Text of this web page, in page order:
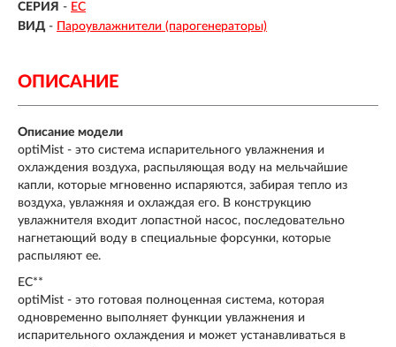
СЕРИЯ - EC
ВИД - Пароувлажнители (парогенераторы)
ОПИСАНИЕ
Описание модели
optiMist - это система испарительного увлажнения и
охлаждения воздуха, распыляющая воду на мельчайшие
капли, которые мгновенно испаряются, забирая тепло из
воздуха, увлажняя и охлаждая его. В конструкцию
увлажнителя входит лопастной насос, последовательно
нагнетающий воду в специальные форсунки, которые
распыляют ее.
EC**
optiMist - это готовая полноценная система, которая
одновременно выполняет функции увлажнения и
испарительного охлаждения и может устанавливаться в